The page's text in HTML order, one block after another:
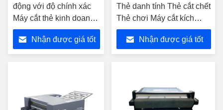
động với độ chính xác
Máy cắt thẻ kinh doanh
tự động Máy cắt thẻ điện
CC-330SNhận được giá tốt
Thẻ danh tính Thẻ cắt chết
Thẻ chơi Máy cắt kích
thước 89/85/90/95mm CC-
220
Nhận được giá tốt